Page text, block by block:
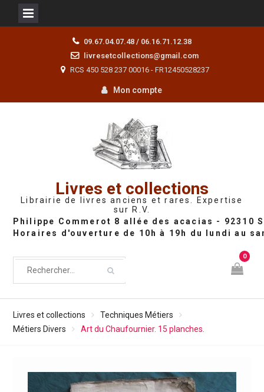
09.67.04.07.48 / 06.16.71.12.38
livresetcollections@gmail.com
RCS 450 528 237 00016 - FR12450528237
Mon compte
Livres et collections
Librairie de livres anciens et rares. Expertise
sur R.V.
0
Livres et collections
Techniques Métiers
Métiers Divers
Art du Chaufournier. 15 planches.